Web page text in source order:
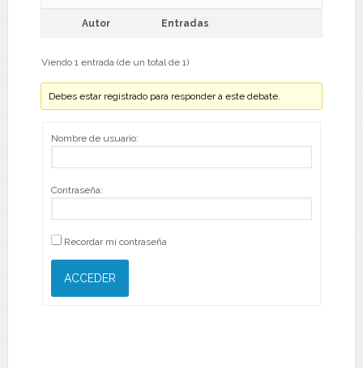
Autor Entradas
Viendo 1 entrada (de un total de 1)
Debes estar registrado para responder a este debate.
Nombre de usuario:
Contraseña:
Recordar mi contraseña
ACCEDER